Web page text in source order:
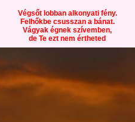
Végsőt lobban alkonyati fény.
Felhőkbe csusszan a bánat.
Vágyak égnek szívemben,
de Te ezt nem értheted